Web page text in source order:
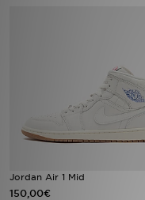
Jordan Air 1 Mid
150,00€
Suivre Ma Commande
Service client
Nos Magasins